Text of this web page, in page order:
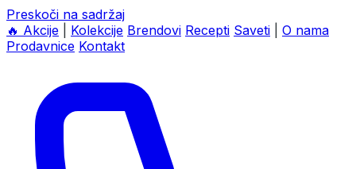
Preskoči na sadržaj
🔥 Akcije Kolekcije Brendovi Recepti Saveti
O nama
Prodavnice Kontakt